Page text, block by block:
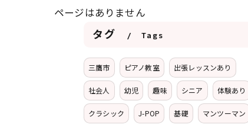
ページはありません
タグ Tags
三鷹市 ピアノ教室 出張レッスンあり
社会人 幼児 趣味 シニア 体験あり
クラシック J-POP 基礎 マンツーマン